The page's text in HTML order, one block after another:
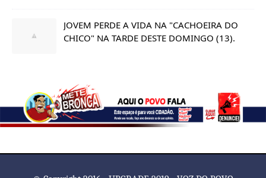
JOVEM PERDE A VIDA NA "CACHOEIRA DO
CHICO" NA TARDE DESTE DOMINGO (13).